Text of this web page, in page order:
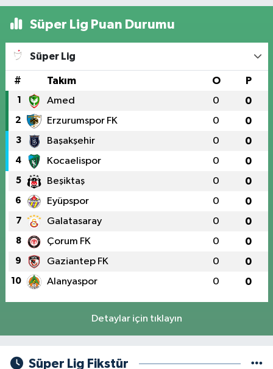
Süper Lig Puan Durumu
Süper Lig
# Takım O P
1 Amed 0 0
2 Erzurumspor FK 0 0
3 Başakşehir 0 0
4 Kocaelispor 0 0
5 Beşiktaş 0 0
6 Eyüpspor 0 0
7 Galatasaray 0 0
8 Çorum FK 0 0
9 Gaziantep FK 0 0
10 Alanyaspor 0 0
Detaylar için tıklayın
Süper Lig Fikstür